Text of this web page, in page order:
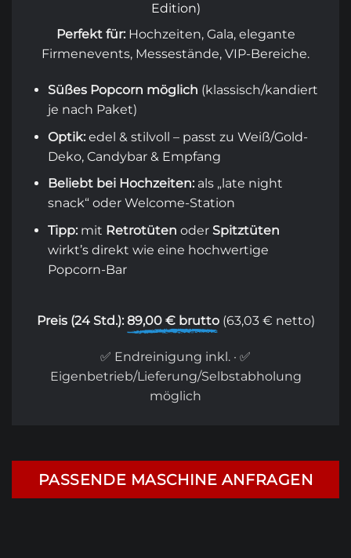
Edition)
Perfekt für:Hochzeiten, Gala, elegante
Firmenevents, Messestände, VIP-Bereiche.
Süßes Popcorn möglich (klassisch/kandiert
je nach Paket)
Optik:edel & stilvoll – passt zu Weiß/Gold-
Deko, Candybar & Empfang
Beliebt bei Hochzeiten:als „late night
snack“ oder Welcome-Station
Tipp:mit Retrotüten oder Spitztüten
wirkt’s direkt wie eine hochwertige
Popcorn-Bar
Preis (24 Std.): 89,00 € brutto(63,03 € netto)
✅ Endreinigung inkl. · ✅
Eigenbetrieb/Lieferung/Selbstabholung
möglich
PASSENDE MASCHINE ANFRAGEN